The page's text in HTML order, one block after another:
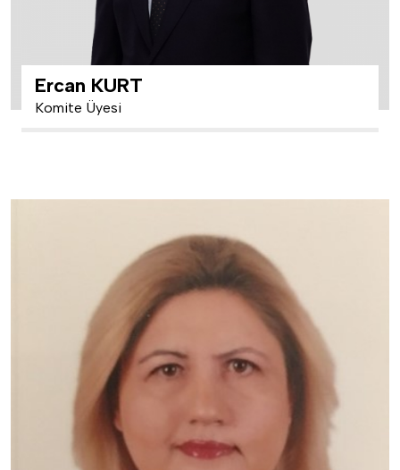
Ercan KURT
Komite Üyesi